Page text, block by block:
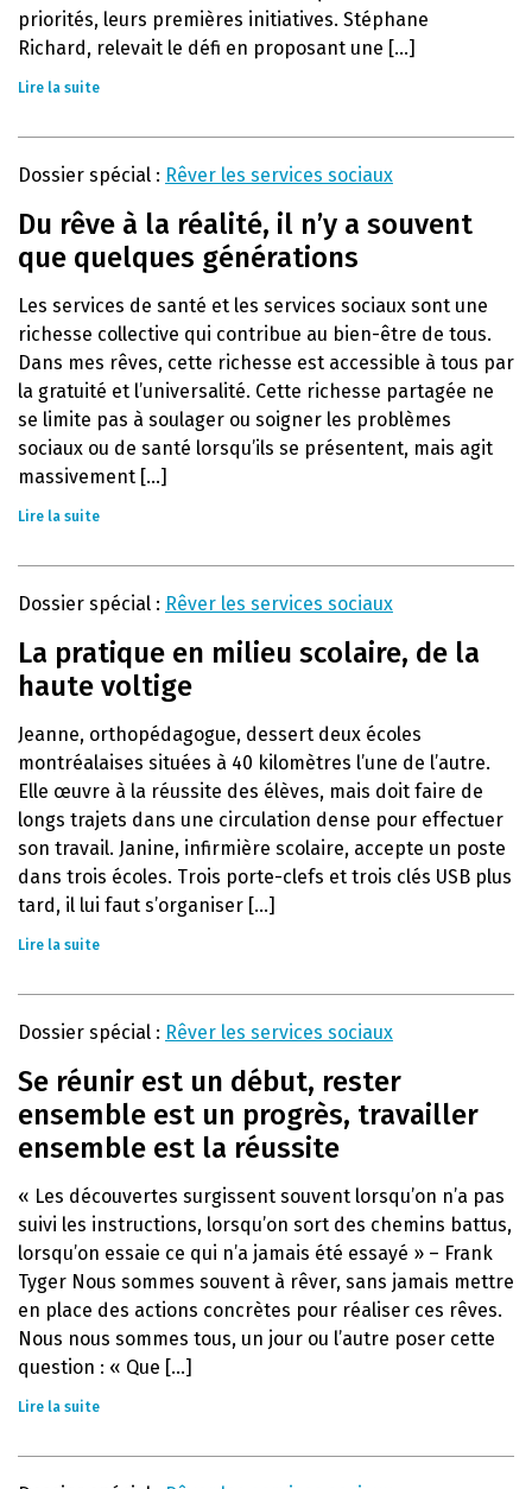
priorités, leurs premières initiatives. Stéphane
Richard, relevait le défi en proposant une [...]
Lire la suite
Dossier spécial : Rêver les services sociaux
Du rêve à la réalité, il n’y a souvent
que quelques générations
Les services de santé et les services sociaux sont une
richesse collective qui contribue au bien-être de tous.
Dans mes rêves, cette richesse est accessible à tous par
la gratuité et l’universalité. Cette richesse partagée ne
se limite pas à soulager ou soigner les problèmes
sociaux ou de santé lorsqu’ils se présentent, mais agit
massivement [...]
Lire la suite
Dossier spécial : Rêver les services sociaux
La pratique en milieu scolaire, de la
haute voltige
Jeanne, orthopédagogue, dessert deux écoles
montréalaises situées à 40 kilomètres l’une de l’autre.
Elle œuvre à la réussite des élèves, mais doit faire de
longs trajets dans une circulation dense pour effectuer
son travail. Janine, infirmière scolaire, accepte un poste
dans trois écoles. Trois porte-clefs et trois clés USB plus
tard, il lui faut s’organiser [...]
Lire la suite
Dossier spécial : Rêver les services sociaux
Se réunir est un début, rester
ensemble est un progrès, travailler
ensemble est la réussite
« Les découvertes surgissent souvent lorsqu’on n’a pas
suivi les instructions, lorsqu’on sort des chemins battus,
lorsqu’on essaie ce qui n’a jamais été essayé » – Frank
Tyger Nous sommes souvent à rêver, sans jamais mettre
en place des actions concrètes pour réaliser ces rêves.
Nous nous sommes tous, un jour ou l’autre poser cette
question : « Que [...]
Lire la suite